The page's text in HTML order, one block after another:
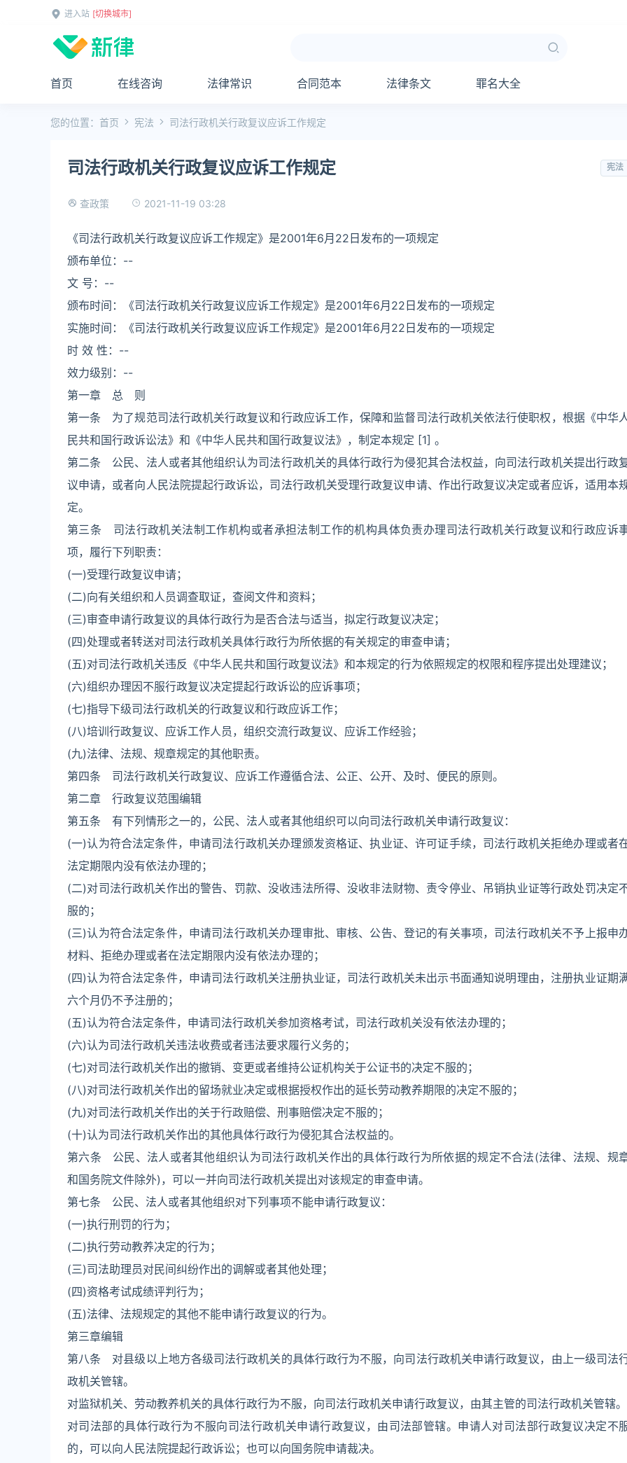
进入站 [切换城市]
首页 在线咨询 法律常识 合同范本 法律条文 罪名大全
您的位置： 首页 宪法 司法行政机关行政复议应诉工作规定
司法行政机关行政复议应诉工作规定 宪法
查政策 2021-11-19 03:28
《司法行政机关行政复议应诉工作规定》是2001年6月22日发布的一项规定
颁布单位：--
文 号：--
颁布时间：《司法行政机关行政复议应诉工作规定》是2001年6月22日发布的一项规定
实施时间：《司法行政机关行政复议应诉工作规定》是2001年6月22日发布的一项规定
时 效 性：--
效力级别：--
第一章 总 则
第一条 为了规范司法行政机关行政复议和行政应诉工作，保障和监督司法行政机关依法行使职权，根据《中华
民共和国行政诉讼法》和《中华人民共和国行政复议法》，制定本规定 [1] 。
第二条 公民、法人或者其他组织认为司法行政机关的具体行政行为侵犯其合法权益，向司法行政机关提出行政
议申请，或者向人民法院提起行政诉讼，司法行政机关受理行政复议申请、作出行政复议决定或者应诉，适用本
定。
第三条 司法行政机关法制工作机构或者承担法制工作的机构具体负责办理司法行政机关行政复议和行政应诉
项，履行下列职责：
(一)受理行政复议申请；
(二)向有关组织和人员调查取证，查阅文件和资料；
(三)审查申请行政复议的具体行政行为是否合法与适当，拟定行政复议决定；
(四)处理或者转送对司法行政机关具体行政行为所依据的有关规定的审查申请；
(五)对司法行政机关违反《中华人民共和国行政复议法》和本规定的行为依照规定的权限和程序提出处理建议；
(六)组织办理因不服行政复议决定提起行政诉讼的应诉事项；
(七)指导下级司法行政机关的行政复议和行政应诉工作；
(八)培训行政复议、应诉工作人员，组织交流行政复议、应诉工作经验；
(九)法律、法规、规章规定的其他职责。
第四条 司法行政机关行政复议、应诉工作遵循合法、公正、公开、及时、便民的原则。
第二章 行政复议范围编辑
第五条 有下列情形之一的，公民、法人或者其他组织可以向司法行政机关申请行政复议：
(一)认为符合法定条件，申请司法行政机关办理颁发资格证、执业证、许可证手续，司法行政机关拒绝办理或者
法定期限内没有依法办理的；
(二)对司法行政机关作出的警告、罚款、没收违法所得、没收非法财物、责令停业、吊销执业证等行政处罚决定
服的；
(三)认为符合法定条件，申请司法行政机关办理审批、审核、公告、登记的有关事项，司法行政机关不予上报申
材料、拒绝办理或者在法定期限内没有依法办理的；
(四)认为符合法定条件，申请司法行政机关注册执业证，司法行政机关未出示书面通知说明理由，注册执业证期
六个月仍不予注册的；
(五)认为符合法定条件，申请司法行政机关参加资格考试，司法行政机关没有依法办理的；
(六)认为司法行政机关违法收费或者违法要求履行义务的；
(七)对司法行政机关作出的撤销、变更或者维持公证机构关于公证书的决定不服的；
(八)对司法行政机关作出的留场就业决定或根据授权作出的延长劳动教养期限的决定不服的；
(九)对司法行政机关作出的关于行政赔偿、刑事赔偿决定不服的；
(十)认为司法行政机关作出的其他具体行政行为侵犯其合法权益的。
第六条 公民、法人或者其他组织认为司法行政机关作出的具体行政行为所依据的规定不合法(法律、法规、规
和国务院文件除外)，可以一并向司法行政机关提出对该规定的审查申请。
第七条 公民、法人或者其他组织对下列事项不能申请行政复议：
(一)执行刑罚的行为；
(二)执行劳动教养决定的行为；
(三)司法助理员对民间纠纷作出的调解或者其他处理；
(四)资格考试成绩评判行为；
(五)法律、法规规定的其他不能申请行政复议的行为。
第三章编辑
第八条 对县级以上地方各级司法行政机关的具体行政行为不服，向司法行政机关申请行政复议，由上一级司法
政机关管辖。
对监狱机关、劳动教养机关的具体行政行为不服，向司法行政机关申请行政复议，由其主管的司法行政机关管辖。
对司法部的具体行政行为不服向司法行政机关申请行政复议，由司法部管辖。申请人对司法部行政复议决定不
的，可以向人民法院提起行政诉讼；也可以向国务院申请裁决。